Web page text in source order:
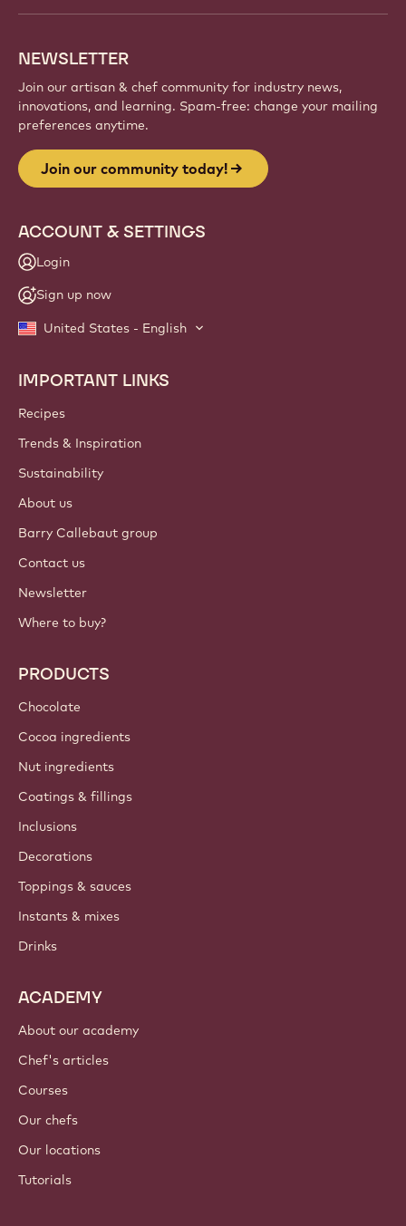
NEWSLETTER
Join our artisan & chef community for industry news,
innovations, and learning. Spam-free: change your mailing
preferences anytime.
Join our community today!
ACCOUNT & SETTINGS
Login
Sign up now
United States - English
Footer
Callebaut
IMPORTANT LINKS
Recipes
Trends & Inspiration
Sustainability
About us
Barry Callebaut group
Contact us
Newsletter
Where to buy?
PRODUCTS
Chocolate
Cocoa ingredients
Nut ingredients
Coatings & fillings
Inclusions
Decorations
Toppings & sauces
Instants & mixes
Drinks
ACADEMY
About our academy
Chef's articles
Courses
Our chefs
Our locations
Tutorials